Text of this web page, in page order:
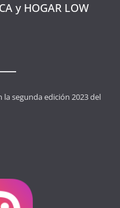
y HOGAR LOW
segunda edición 2023 del